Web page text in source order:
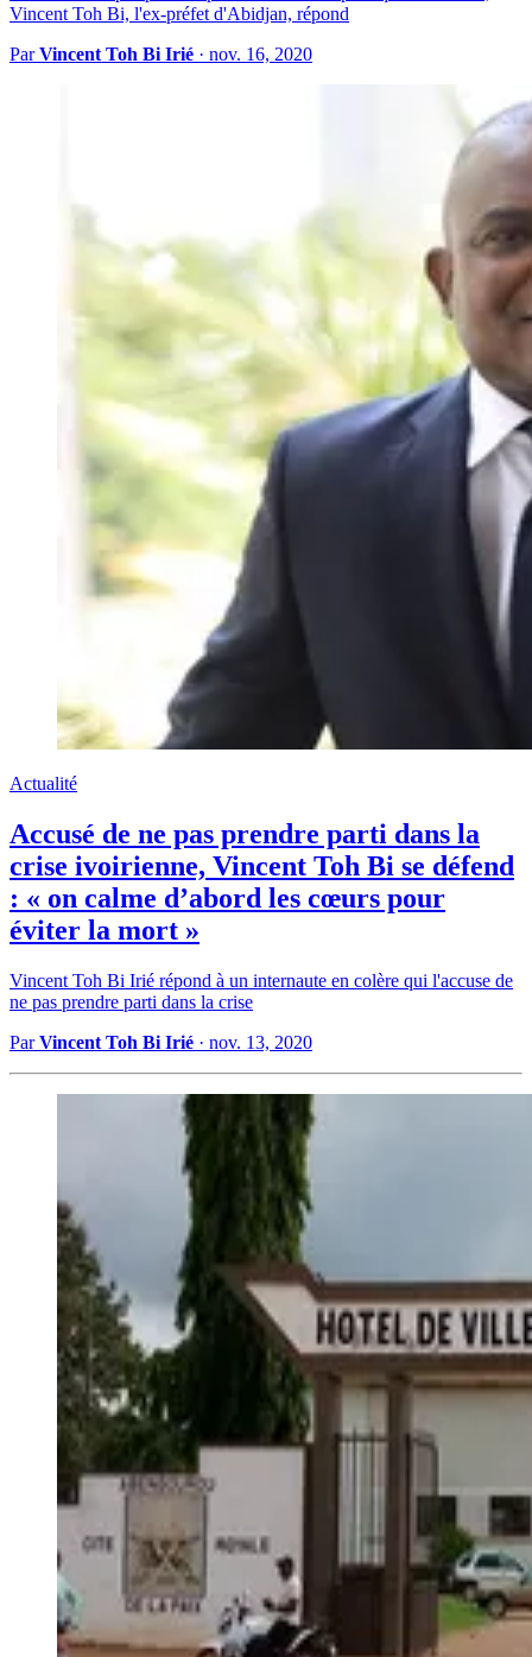
Vincent Toh Bi, l'ex-préfet d'Abidjan, répond
ParVincent Toh Bi Irié · nov. 16, 2020
Actualité
Accusé de ne pas prendre parti dans la
crise ivoirienne, Vincent Toh Bi se défend
: « on calme d’abord les cœurs pour
éviter la mort »
Vincent Toh Bi Irié répond à un internaute en colère qui l'accuse de
ne pas prendre parti dans la crise
ParVincent Toh Bi Irié · nov. 13, 2020